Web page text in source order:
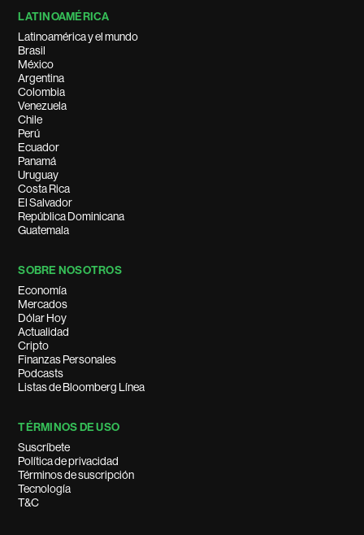
LATINOAMÉRICA
Latinoamérica y el mundo
Brasil
México
Argentina
Colombia
Venezuela
Chile
Perú
Ecuador
Panamá
Uruguay
Costa Rica
El Salvador
República Dominicana
Guatemala
SOBRE NOSOTROS
Economía
Mercados
Dólar Hoy
Actualidad
Cripto
Finanzas Personales
Podcasts
Listas de Bloomberg Línea
TÉRMINOS DE USO
Suscríbete
Política de privacidad
Términos de suscripción
Tecnología
T&C